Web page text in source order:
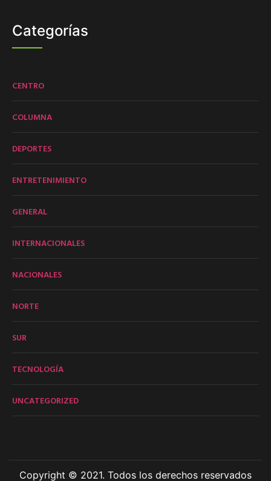
Categorías
CENTRO
COLUMNA
DEPORTES
ENTRETENIMIENTO
GENERAL
INTERNACIONALES
NACIONALES
NORTE
SUR
TECNOLOGÍA
UNCATEGORIZED
Copyright © 2021. Todos los derechos reservados